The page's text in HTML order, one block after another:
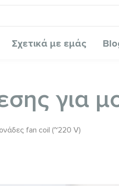
Σχετικά με εμάς
για
fan coil (~220 V)